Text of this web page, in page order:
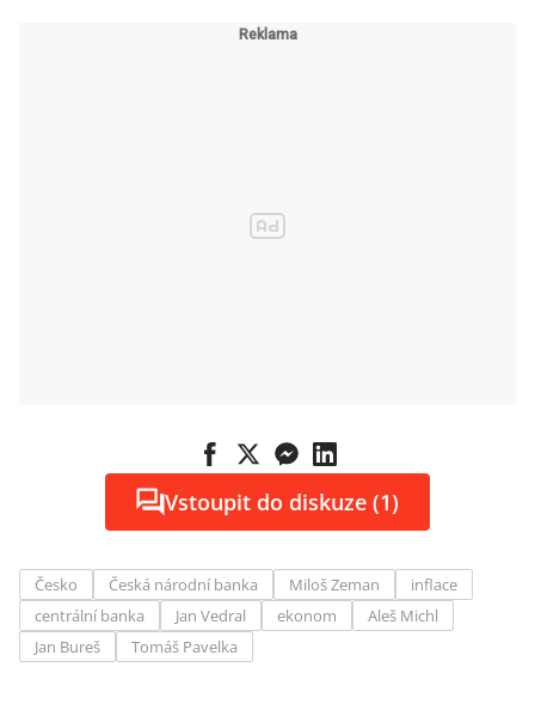
Vstoupit do diskuze (1)
Česko Česká národní banka Miloš Zeman
inflace
centrální banka
Jan Vedral ekonom
Aleš Michl
Jan Bureš
Tomáš Pavelka